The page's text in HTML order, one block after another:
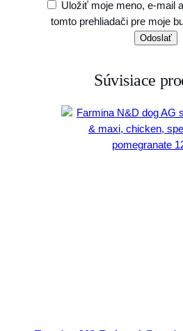
Uložiť moje meno, e-mail
tomto prehliadači pre moje
Súvisiace